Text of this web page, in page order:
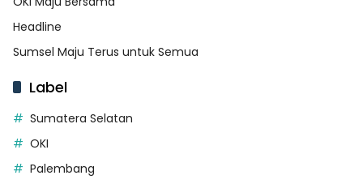
Headline
Sumsel Maju Terus untuk Semua
Label
Sumatera Selatan
OKI
Palembang